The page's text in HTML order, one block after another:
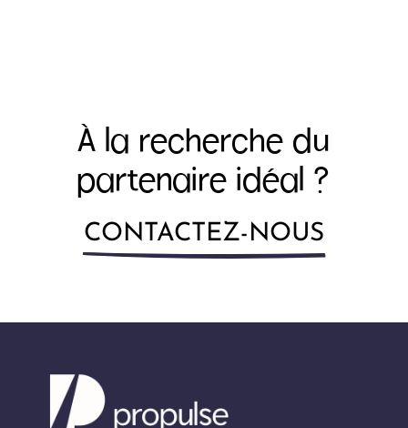
À la recherche du
partenaire idéal ?
CONTACTEZ-NOUS